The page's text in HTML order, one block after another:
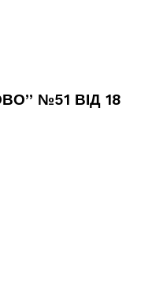
№51 ВІД 18